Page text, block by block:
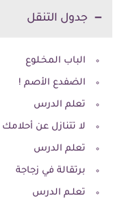
جدول التنقل
الباب المخـلوع
الضفدع الأصم !
تعلم الدرس
لا تتنازل عن أحلامك
تعلم الدرس
برتقالة في زجاجة
تعلـم الدرس